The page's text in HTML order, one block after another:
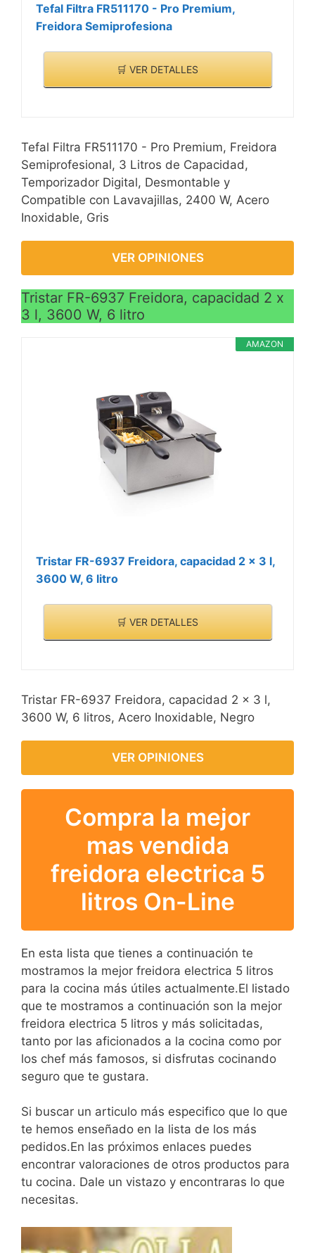
Tefal Filtra FR511170 - Pro Premium,
Freidora Semiprofesiona
🛒 VER DETALLES
Tefal Filtra FR511170 - Pro Premium, Freidora
Semiprofesional, 3 Litros de Capacidad,
Temporizador Digital, Desmontable y
Compatible con Lavavajillas, 2400 W, Acero
Inoxidable, Gris
VER OPINIONES
Tristar FR-6937 Freidora, capacidad 2 x
3 l, 3600 W, 6 litro
AMAZON
Tristar FR-6937 Freidora, capacidad 2 x 3 l,
3600 W, 6 litro
🛒 VER DETALLES
Tristar FR-6937 Freidora, capacidad 2 x 3 l,
3600 W, 6 litros, Acero Inoxidable, Negro
VER OPINIONES
Compra la mejor
mas vendida
freidora electrica 5
litros On-Line
En esta lista que tienes a continuación te
mostramos la mejor freidora electrica 5 litros
para la cocina más útiles actualmente.El listado
que te mostramos a continuación son la mejor
freidora electrica 5 litros y más solicitadas,
tanto por las aficionados a la cocina como por
los chef más famosos, si disfrutas cocinando
seguro que te gustara.
Si buscar un articulo más especifico que lo que
te hemos enseñado en la lista de los más
pedidos.En las próximos enlaces puedes
encontrar valoraciones de otros productos para
tu cocina. Dale un vistazo y encontraras lo que
necesitas.